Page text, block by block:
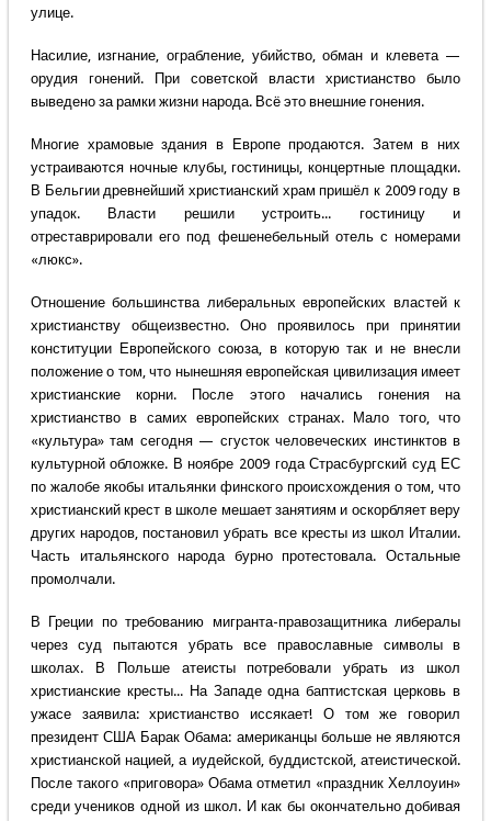
улице.
Насилие, изгнание, ограбление, убийство, обман и клевета —
орудия гонений. При советской власти христианство было
выведено за рамки жизни народа. Всё это внешние гонения.
Многие храмовые здания в Европе продаются. Затем в них
устраиваются ночные клубы, гостиницы, концертные площадки.
В Бельгии древнейший христианский храм пришёл к 2009 году в
упадок. Власти решили устроить... гостиницу и
отреставрировали его под фешенебельный отель с номерами
«люкс».
Отношение большинства либеральных европейских властей к
христианству общеизвестно. Оно проявилось при принятии
конституции Европейского союза, в которую так и не внесли
положение о том, что нынешняя европейская цивилизация имеет
христианские корни. После этого начались гонения на
христианство в самих европейских странах. Мало того, что
«культура» там сегодня — сгусток человеческих инстинктов в
культурной обложке. В ноябре 2009 года Страсбургский суд ЕС
по жалобе якобы итальянки финского происхождения о том, что
христианский крест в школе мешает занятиям и оскорбляет веру
других народов, постановил убрать все кресты из школ Италии.
Часть итальянского народа бурно протестовала. Остальные
промолчали.
В Греции по требованию мигранта-правозащитника либералы
через суд пытаются убрать все православные символы в
школах. В Польше атеисты потребовали убрать из школ
христианские кресты... На Западе одна баптистская церковь в
ужасе заявила: христианство иссякает! О том же говорил
президент США Барак Обама: американцы больше не являются
христианской нацией, а иудейской, буддистской, атеистической.
После такого «приговора» Обама отметил «праздник Хеллоуин»
среди учеников одной из школ. И как бы окончательно добивая